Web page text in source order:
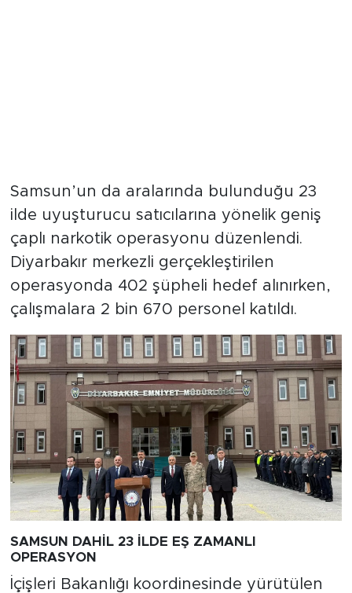
Samsun’un da aralarında bulunduğu 23
ilde uyuşturucu satıcılarına yönelik geniş
çaplı narkotik operasyonu düzenlendi.
Diyarbakır merkezli gerçekleştirilen
operasyonda 402 şüpheli hedef alınırken,
çalışmalara 2 bin 670 personel katıldı.
SAMSUN DAHİL 23 İLDE EŞ ZAMANLI
OPERASYON
İçişleri Bakanlığı koordinesinde yürütülen